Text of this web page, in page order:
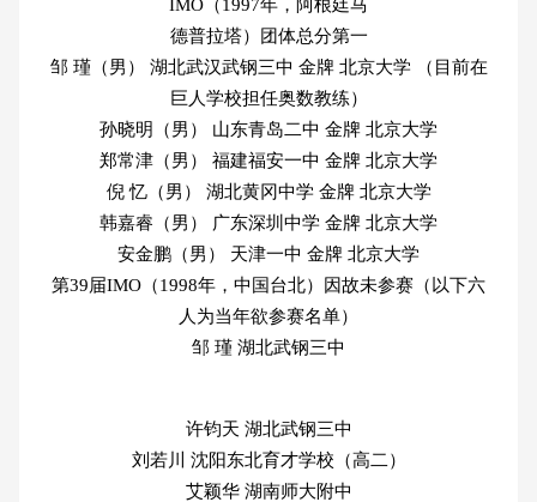
IMO（1997年，阿根廷马
德普拉塔）团体总分第一
邹 瑾（男） 湖北武汉武钢三中 金牌 北京大学 （目前在
巨人学校担任奥数教练）
孙晓明（男） 山东青岛二中 金牌 北京大学
郑常津（男） 福建福安一中 金牌 北京大学
倪 忆（男） 湖北黄冈中学 金牌 北京大学
韩嘉睿（男） 广东深圳中学 金牌 北京大学
安金鹏（男） 天津一中 金牌 北京大学
第39届IMO（1998年，中国台北）因故未参赛（以下六
人为当年欲参赛名单）
邹 瑾 湖北武钢三中
许钧天 湖北武钢三中
刘若川 沈阳东北育才学校（高二）
艾颖华 湖南师大附中